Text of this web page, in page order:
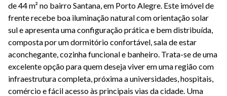
de 44 m² no bairro Santana, em Porto Alegre. Este imóvel de
frente recebe boa iluminação natural com orientação solar
sul e apresenta uma configuração prática e bem distribuída,
composta por um dormitório confortável, sala de estar
aconchegante, cozinha funcional e banheiro. Trata-se de uma
excelente opção para quem deseja viver em uma região com
infraestrutura completa, próxima a universidades, hospitais,
comércio e fácil acesso às principais vias da cidade. Uma